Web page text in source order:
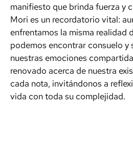
manifiesto que brinda fuerza y
Mori es un recordatorio vital:
enfrentamos la misma realidad
podemos encontrar consuelo y
nuestras emociones
renovado acerca de nuestra
cada nota, invitándonos a
vida con toda su complejidad.